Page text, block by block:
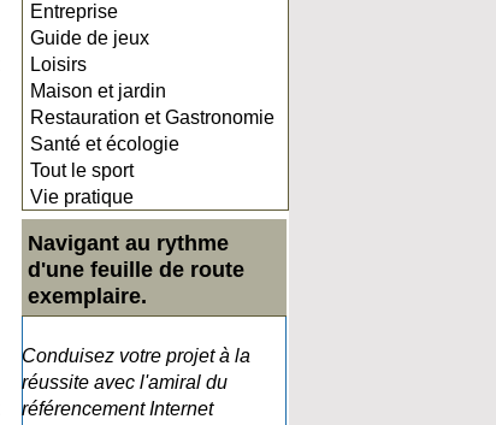
Entreprise
Guide de jeux
Loisirs
Maison et jardin
Restauration et Gastronomie
Santé et écologie
Tout le sport
Vie pratique
Navigant au rythme
d'une feuille de route
exemplaire.
Conduisez votre projet à la
réussite avec l'amiral du
référencement Internet